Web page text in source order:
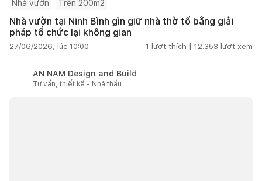
Nhà vườn Trên 200m2
Nhà vườn tại Ninh Bình gìn giữ nhà thờ tổ bằng giải
pháp tổ chức lại không gian
27/06/2026, lúc 10:00 1 lượt thích | 12.353 lượt xem
AN NAM Design and Build
Tư vấn, thiết kế - Nhà thầu